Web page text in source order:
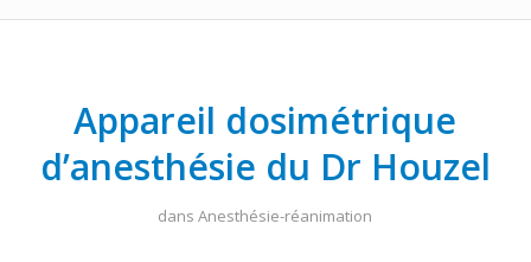
Appareil dosimétrique
d’anesthésie du Dr Houzel
dansAnesthésie-réanimation